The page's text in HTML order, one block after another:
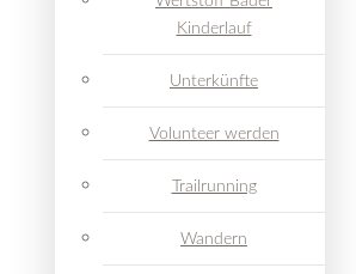
Kinderlauf
Unterkünfte
Volunteer werden
Trailrunning
Wandern